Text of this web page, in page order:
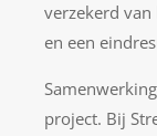
verzekerd
en een
project. Bij